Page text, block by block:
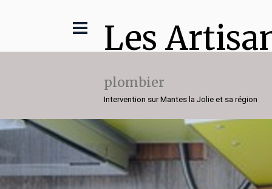
Les
plombier
Intervention sur Mantes la Jolie et sa région